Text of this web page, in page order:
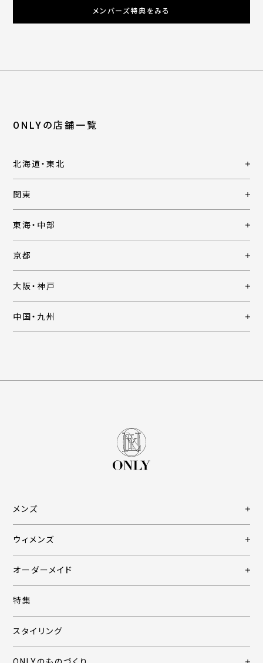
メンバーズ特典をみる
ONLYの店舗一覧
北海道・東北
関東
東海・中部
京都
大阪・神戸
中国・九州
メンズ
ウィメンズ
オーダーメイド
特集
スタイリング